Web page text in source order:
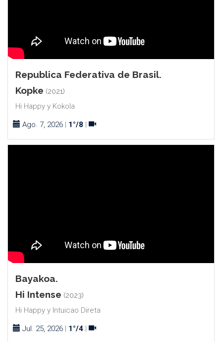
Republica Federativa de Brasil.
Kopke (2021)
Hi Happy y Kokola
Ago. 7, 2026 | 1°/8 |
Bayakoa.
Hi Intense (2023)
Hi Happy y Intuicao Direta
Jul. 25, 2026 | 1°/4 |